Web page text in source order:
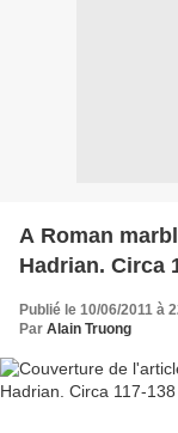
A Roman
Hadrian. Circa
Publié le 10/06/2011 à
Par Alain Truong